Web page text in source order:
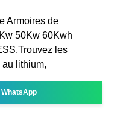
Armoires de
50Kw 60Kwh
les
au lithium,
WhatsApp